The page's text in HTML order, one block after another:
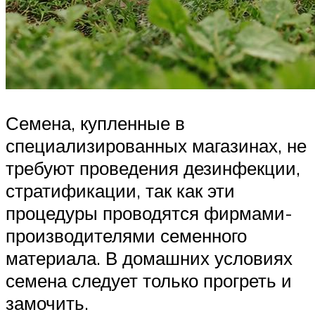
Семена, купленные в
специализированных магазинах, не
требуют проведения дезинфекции,
стратификации, так как эти
процедуры проводятся фирмами-
производителями семенного
материала. В домашних условиях
семена следует только прогреть и
замочить.